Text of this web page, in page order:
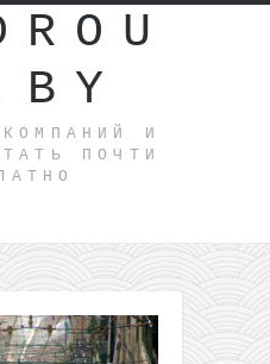
И
ПОЧТИ
Прямые
рейсы из